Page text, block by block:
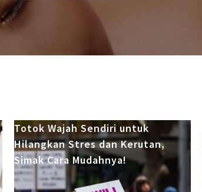
Totok Wajah Sendiri untuk
Hilangkan Stres dan Kerutan,
Simak Cara Mudahnya!